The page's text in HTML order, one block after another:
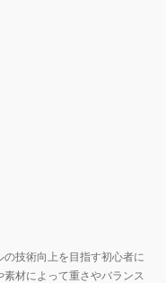
の技術向上を目指す初心者に
材によって重さやバランス